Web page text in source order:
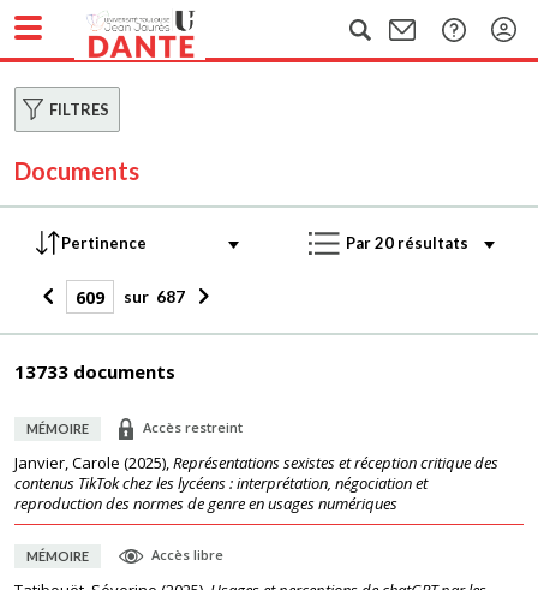
FILTRES
Documents
sur 687
13733 documents
MÉMOIRE Accès restreint
Janvier, Carole (2025),Représentations sexistes et réception critique des
contenus TikTok chez les lycéens : interprétation, négociation et
reproduction des normes de genre en usages numériques
MÉMOIRE Accès libre